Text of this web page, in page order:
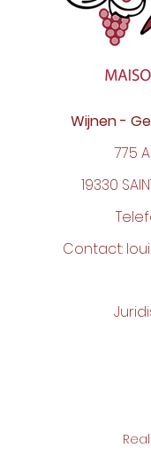
Wijnen -
775
19330
Contact: